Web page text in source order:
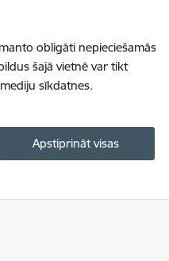
obligāti nepieciešamās
šajā vietnē var tikt
sīkdatnes.
Apstiprināt visas